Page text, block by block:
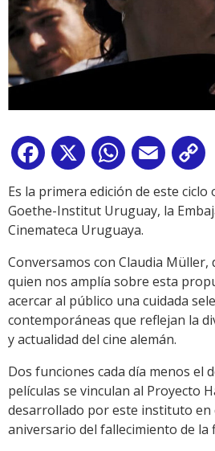
Facebook
X WhatsApp
Email
Es la primera edición de este
Goethe-Institut Uruguay, la
Cinemateca Uruguaya.
Conversamos con Claudia
quien nos amplía sobre esta
acercar al público una cuidada
contemporáneas que reflejan la
y actualidad del cine alemán.
Dos funciones cada día menos el
películas se vinculan al Proyecto
desarrollado por este instituto en
aniversario del fallecimiento de la